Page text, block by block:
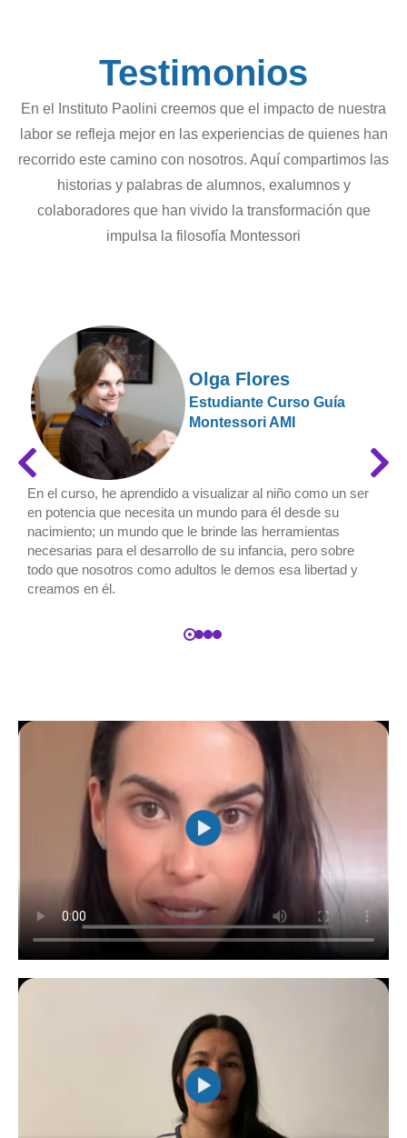
Testimonios
En el Instituto Paolini creemos que el impacto de nuestra
labor se refleja mejor en las experiencias de quienes han
recorrido este camino con nosotros. Aquí compartimos las
historias y palabras de alumnos, exalumnos y
colaboradores que han vivido la transformación que
impulsa la filosofía Montessori
Olga Flores
Estudiante Curso Guía
Montessori AMI
En el curso, he aprendido a visualizar al niño como un ser
en potencia que necesita un mundo para él desde su
nacimiento; un mundo que le brinde las herramientas
necesarias para el desarrollo de su infancia, pero sobre
todo que nosotros como adultos le demos esa libertad y
creamos en él.